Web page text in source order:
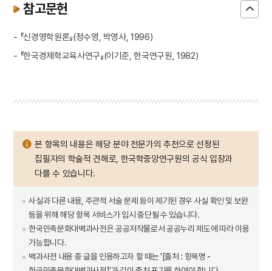
참고문헌
- 『신경영학원론』(정수영, 박영사, 1996)
- 『한국경제학교육사연구』(이기준, 한국연구원, 1982)
본 항목의 내용은 해당 분야 전문가의 추천으로 선정된
집필자의 학술적 견해로, 한국학중앙연구원의 공식 입장과
다를 수 있습니다.
사실과 다른 내용, 주관적 서술 문제 등이 제기된 경우 사실 확인 및 보완
등을 위해 해당 항목 서비스가 임시 중단될 수 있습니다.
한국민족문화대백과사전은 공공저작물로서 공공누리 제도에 따라 이용
가능합니다.
백과사전 내용 중 글을 인용하고자 할 때는 '[출처 : 항목명 -